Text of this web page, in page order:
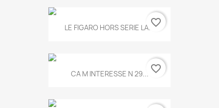
LE FIGARO HORS SERIE LA...favorite_border
CA M INTERESSE N 29... favorite_border